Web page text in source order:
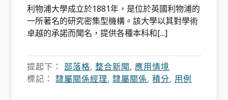
利物浦大學成立於1881年，是位於英國利物浦的
一所著名的研究密集型機構。該大學以其對學術
卓越的承諾而聞名，提供各種本科和[...]
提起下：部落格,整合新聞, 應用情境
標記：隸屬關係經理,隸屬關係,積分, 用例